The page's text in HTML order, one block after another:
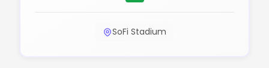
SoFi Stadium